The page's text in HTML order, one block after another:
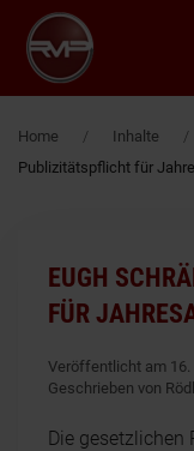
Zum Hauptinhalt
Home Inhalte
Publizitätspflicht für
EUGH
FÜR
Veröffentlicht am 16.
Geschrieben von
Die gesetzlichen